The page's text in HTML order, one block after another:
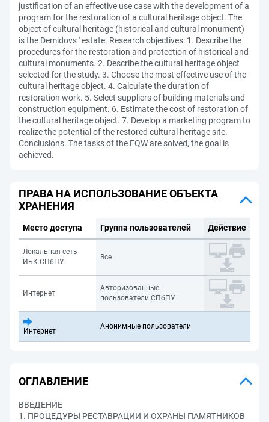
justification of an effective use case with the development of a
program for the restoration of a cultural heritage object. The
object of cultural heritage (historical and cultural monument)
is the Demidovs ' estate. Research objectives: 1. Describe the
procedures for the restoration and protection of historical and
cultural monuments. 2. Describe the cultural heritage object
selected for the study. 3. Choose the most effective use of the
cultural heritage object. 4. Calculate the duration of
restoration work. 5. Select suppliers of building materials and
construction equipment. 6. Estimate the cost of restoration of
the cultural heritage object. 7. Develop a marketing program to
realize the potential of the restored cultural heritage site.
Conclusions. The tasks of the FQW are solved, the goal is
achieved.
ПРАВА НА ИСПОЛЬЗОВАНИЕ ОБЪЕКТА
ХРАНЕНИЯ
Место доступа Группа пользователей Действие
Локальная сеть
ИБК СПбПУ
Все
Интернет
Авторизованные
пользователи СПбПУ
Интернет
Анонимные пользователи
ОГЛАВЛЕНИЕ
ВВЕДЕНИЕ
1. ПРОЦЕДУРЫ РЕСТАВРАЦИИ И ОХРАНЫ ПАМЯТНИКОВ